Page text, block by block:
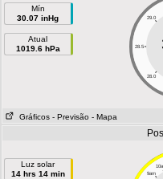
Mín
30.07 inHg
Atual
1019.6 hPa
29.0
28.5
28.0
Gráficos - Previsão - Mapa
Luz solar
14 hrs 14 min
9am